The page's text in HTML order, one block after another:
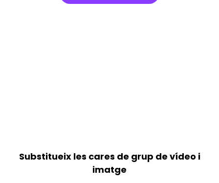
Substitueix les cares de grup de vídeo i
imatge